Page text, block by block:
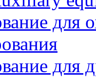
для
для